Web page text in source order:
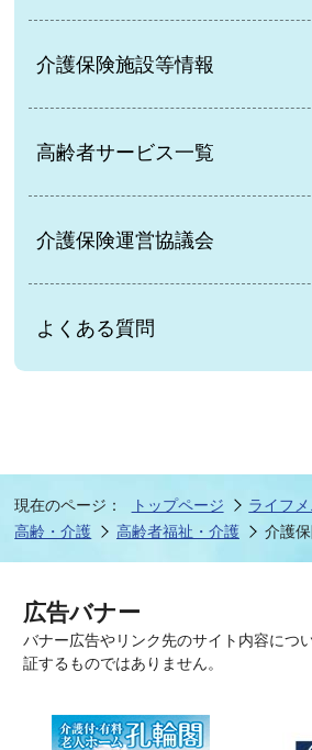
介護保険施設等情報
高齢者サービス一覧
介護保険運営協議会
よくある質問
現在のページ： トップページ
ライフ
高齢・介護
高齢者福祉・介護 介護
広告バナー
バナー広告やリンク先のサイト内容につ
証するものではありません。